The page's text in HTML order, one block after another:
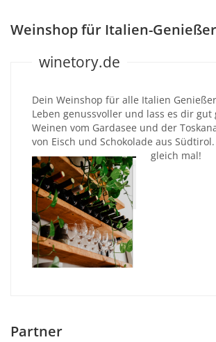
Weinshop für Italien-Genießer
winetory.de
Dein Weinshop für alle Italien
Leben genussvoller und lass es dir gut
Weinen vom Gardasee und der
von Eisch und Schokolade aus
gleich mal!
Partner